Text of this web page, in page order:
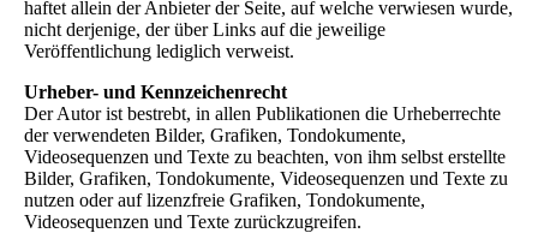
haftet allein der Anbieter der Seite, auf welche verwiesen wurde,
nicht derjenige, der über Links auf die jeweilige
Veröffentlichung lediglich verweist.
Urheber- und Kennzeichenrecht
Der Autor ist bestrebt, in allen Publikationen die Urheberrechte
der verwendeten Bilder, Grafiken, Tondokumente,
Videosequenzen und Texte zu beachten, von ihm selbst erstellte
Bilder, Grafiken, Tondokumente, Videosequenzen und Texte zu
nutzen oder auf lizenzfreie Grafiken, Tondokumente,
Videosequenzen und Texte zurückzugreifen.